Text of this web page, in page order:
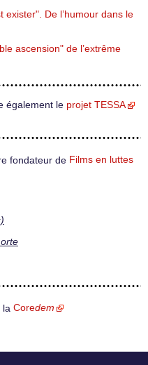
exister". De l’humour dans le
ascension" de l’extrême
également le projet TESSA
fondateur de Films en luttes
la Coredem